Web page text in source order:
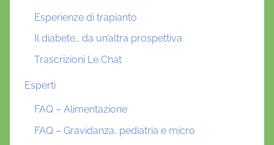
Esperienze di trapianto
Il diabete… da un’altra prospettiva
Trascrizioni Le Chat
Esperti
FAQ – Alimentazione
FAQ – Gravidanza, pediatria e micro